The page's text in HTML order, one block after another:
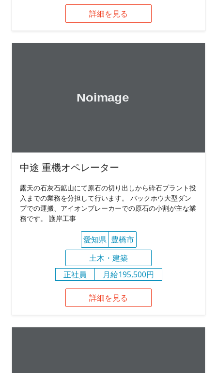
詳細を見る
中途 重機オペレーター
露天の石灰石鉱山にて原石の切り出しから砕石プラント投
入までの業務を分担して行います。 バックホウ大型ダン
プでの運搬、アイオンブレーカーでの原石の小割が主な業
務です。 護岸工事
愛知県 豊橋市
土木・建築
正社員
月給195,500円
詳細を見る